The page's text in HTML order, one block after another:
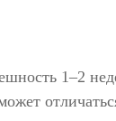
1–2